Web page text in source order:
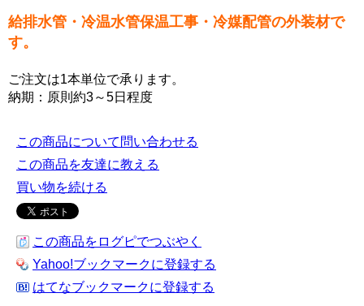
給排水管・冷温水管保温工事・冷媒配管の外装材で
す。
ご注文は1本単位で承ります。
納期：原則約3～5日程度
この商品について問い合わせる
この商品を友達に教える
買い物を続ける
この商品をログピでつぶやく
Yahoo!ブックマークに登録する
はてなブックマークに登録する